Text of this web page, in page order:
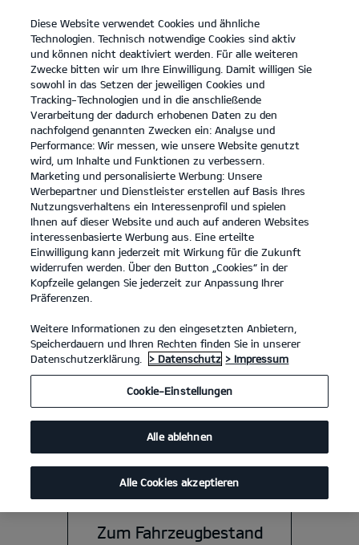
open
menu
KONTAKT
KIA ZERTIFIZIERTE GEBRAUCHTWAGEN
KIA ZERTIFIZIERTE GEBRAUCHTWAGEN
Kia Gebrauchtwagenprogramm
Unser Kia Gebrauchtwagenprogramm mit seinen 7
Kundenversprechen bietet dir ein "Rundum-Sorglos-Paket".
Entdecke unser Qualitätssiegel für deinen neuen Kia
Zertifizierten Gebrauchtwagen.
Zum Fahrzeugbestand
Diese Website verwendet Cookies und ähnliche
Technologien. Technisch notwendige Cookies sind aktiv
und können nicht deaktiviert werden. Für alle weiteren
Zwecke bitten wir um Ihre Einwilligung. Damit willigen Sie
sowohl in das Setzen der jeweiligen Cookies und
Tracking-Technologien und in die anschließende
Verarbeitung der dadurch erhobenen Daten zu den
nachfolgend genannten Zwecken ein: Analyse und
Performance: Wir messen, wie unsere Website genutzt
wird, um Inhalte und Funktionen zu verbessern.
Marketing und personalisierte Werbung: Unsere
Werbepartner und Dienstleister erstellen auf Basis Ihres
Nutzungsverhaltens ein Interessenprofil und spielen
Ihnen auf dieser Website und auch auf anderen Websites
interessenbasierte Werbung aus. Eine erteilte
Einwilligung kann jederzeit mit Wirkung für die Zukunft
widerrufen werden. Über den Button „Cookies“ in der
Kopfzeile gelangen Sie jederzeit zur Anpassung Ihrer
Präferenzen.
Weitere Informationen zu den eingesetzten Anbietern,
Speicherdauern und Ihren Rechten finden Sie in unserer
Datenschutzerklärung.
> Datenschutz > Impressum
Cookie-Einstellungen
Alle ablehnen
Alle Cookies akzeptieren